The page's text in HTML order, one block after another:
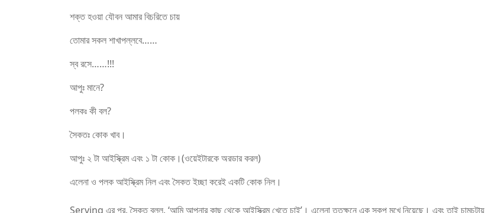
শক্ত হওয়া যৌবন আমার বিচরিতে চায়
তোমার সকল শাখাপল্লবে……
স্ব রসে……!!!
আপুঃ মানে?
পলকঃ কী বল?
সৈকতঃ কোক খাব।
আপুঃ ২ টা আইস্ক্রিম এবং ১ টা কোক।(ওয়েইটারকে অরডার করল)
এলেনা ও পলক আইস্ক্রিম নিল এবং সৈকত ইচ্ছা করেই একটি কোক নিল।
Serving এর পর, সৈকত বলল, ‘আমি আপনার কাছ থেকে আইস্ক্রিম খেতে চাই’। এলেনা ততক্ষনে এক স্কুপ মুখে নিয়েছে। এবং তাই চামচটায়